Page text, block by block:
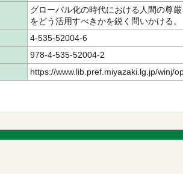
グローバル化の時代における人間の尊
をどう活用すべきかを鋭く問いかける。
4-535-52004-6
978-4-535-52004-2
https://www.lib.pref.miyazaki.lg.jp/winj/